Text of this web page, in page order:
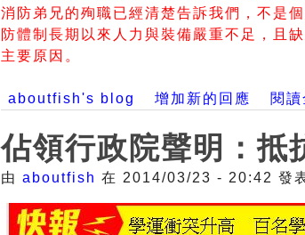
消防弟兄的殉職已經清楚告訴我們，不是
防體制長期以來人力與裝備嚴重不足，且
主要原因。
aboutfish's blog 增加新的回應 閱讀
佔領行政院聲明：抵
由 aboutfish 在 2014/03/23 - 20:42 發